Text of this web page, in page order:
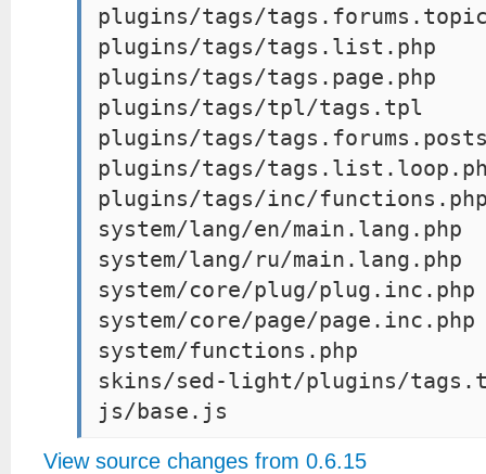
plugins/tags/
plugins/tags/tags.list.php
plugins/tags/tags.page.php
plugins/tags/tpl/tags.tpl
plugins/tags/
plugins/tags/
plugins/tags/inc/
system/lang/en/main.lang.php
system/lang/ru/main.lang.php
system/core/plug/plug.inc.php
system/core/page/page.inc.php
system/functions.php
skins/sed-light/plugins/
View source changes from 0.6.15